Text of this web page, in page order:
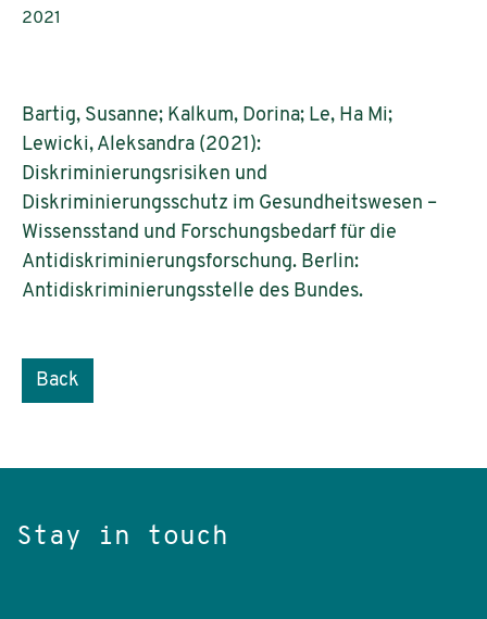
Publication year:
2021
Bartig, Susanne; Kalkum, Dorina; Le, Ha Mi;
Lewicki, Aleksandra (2021):
Diskriminierungsrisiken und
Diskriminierungsschutz im Gesundheitswesen –
Wissensstand und Forschungsbedarf für die
Antidiskriminierungsforschung. Berlin:
Antidiskriminierungsstelle des Bundes.
Back
Stay in touch